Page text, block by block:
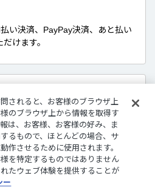
い決済、PayPay決済、あと払い
けます。
ード商品です。
トに沿ったライバーたちのボイ
だけます。
ております。詳しくはご利用ガ
されると、お客様のブラウザ上
のブラウザ上から情報を取得す
は、お客様、お客様の好み、ま
るもので、ほとんどの場合、サ
作させるために使用されます。
を特定するものではありません
たウェブ体験を提供することが
ー